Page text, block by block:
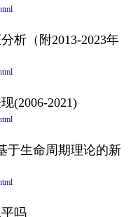
析（附2013-2023年
(2006-2021)
于生命周期理论的新
吗